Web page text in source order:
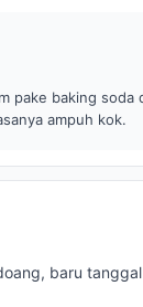
pake baking soda
ampuh kok.
baru